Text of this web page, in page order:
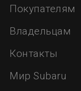
Покупателям
Владельцам
Контакты
Мир Subaru